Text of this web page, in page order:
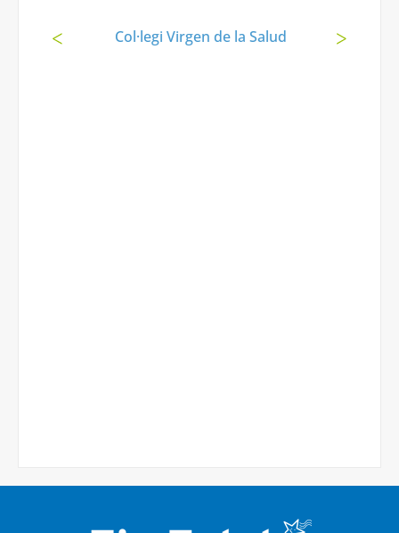
Col·legi Virgen de la Salud